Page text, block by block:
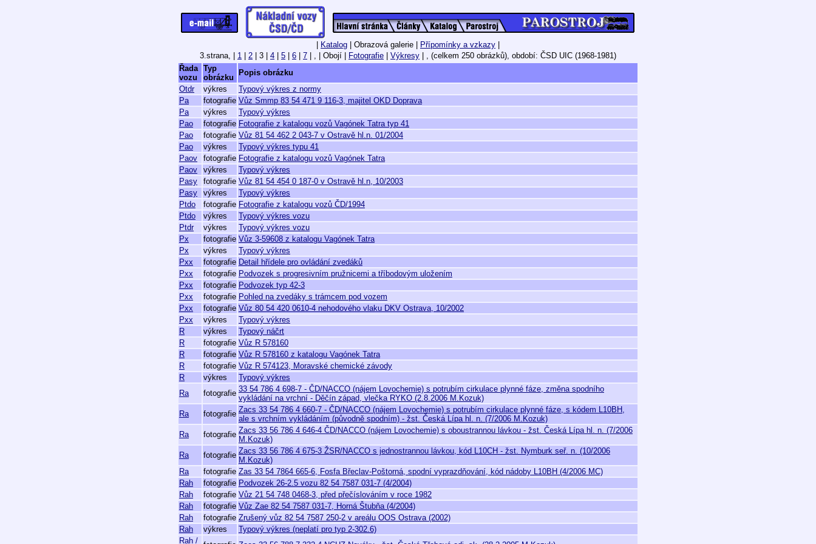
Katalog | Obrazová galerie | Přípomínky a vzkazy
3.strana,
1 2 | 3 | 4 5 6 7 | , | Obojí | Fotografie Výkresy | , (celkem 250 obrázků), období: ČSD UIC (1968-1981)
Řada
vozu
Typ
obrázku
Popis obrázku
Otdr
výkres
Typový výkres z normy
Pa
fotografie Vůz Smmp 83 54 471 9 116-3, majitel OKD Doprava
Pa
výkres
Typový výkres
Pao
fotografie Fotografie z katalogu vozů Vagónek Tatra typ 41
Pao
fotografie Vůz 81 54 462 2 043-7 v Ostravě hl.n. 01/2004
Pao
výkres
Typový výkres typu 41
Paov
fotografie Fotografie z katalogu vozů Vagónek Tatra
Paov
výkres
Typový výkres
Pasy
fotografie Vůz 81 54 454 0 187-0 v Ostravě hl.n, 10/2003
Pasy
výkres
Typový výkres
Ptdo
fotografie Fotografie z katalogu vozů ČD/1994
Ptdo
výkres
Typový výkres vozu
Ptdr
výkres
Typový výkres vozu
Px
fotografie Vůz 3-59608 z katalogu Vagónek Tatra
Px
výkres
Typový výkres
Pxx
fotografie Detail hřídele pro ovládání zvedáků
Pxx
fotografie Podvozek s progresivním pružnicemi a tříbodovým uložením
Pxx
fotografie Podvozek typ 42-3
Pxx
fotografie Pohled na zvedáky s trámcem pod vozem
Pxx
fotografie Vůz 80 54 420 0610-4 nehodového vlaku DKV Ostrava, 10/2002
Pxx
výkres
Typový výkres
R
výkres
Typový náčrt
R
fotografie Vůz R 578160
R
fotografie Vůz R 578160 z katalogu Vagónek Tatra
R
fotografie Vůz R 574123, Moravské chemické závody
R
výkres
Typový výkres
Ra
fotografie 33 54 786 4 698-7 - ČD/NACCO (nájem Lovochemie) s potrubím cirkulace plynné fáze, změna spodního
vykládání na vrchní - Děčín západ, vlečka RYKO (2.8.2006 M.Kozuk)
Ra
fotografie Zacs 33 54 786 4 660-7 - ČD/NACCO (nájem Lovochemie) s potrubím cirkulace plynné fáze, s kódem L10BH,
ale s vrchním vykládáním (původně spodním) - žst. Česká Lípa hl. n. (7/2006 M.Kozuk)
Ra
fotografie Zacs 33 56 786 4 646-4 ČD/NACCO (nájem Lovochemie) s oboustrannou lávkou - žst. Česká Lípa hl. n. (7/2006
M.Kozuk)
Ra
fotografie Zacs 33 56 786 4 675-3 ŽSR/NACCO s jednostrannou lávkou, kód L10CH - žst. Nymburk seř. n. (10/2006
M.Kozuk)
Ra
fotografie Zas 33 54 7864 665-6, Fosfa Břeclav-Poštorná, spodní vyprazdňování, kód nádoby L10BH (4/2006 MC)
Rah
fotografie Podvozek 26-2.5 vozu 82 54 7587 031-7 (4/2004)
Rah
fotografie Vůz 21 54 748 0468-3, před přečíslováním v roce 1982
Rah
fotografie Vůz Zae 82 54 7587 031-7, Horná Štubňa (4/2004)
Rah
fotografie Zrušený vůz 82 54 7587 250-2 v areálu OOS Ostrava (2002)
Rah
výkres
Typový výkres (neplatí pro typ 2-302.6)
Rah /